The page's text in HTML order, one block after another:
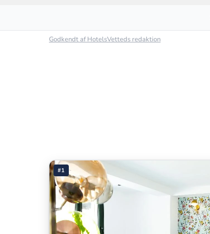
Godkendt af HotelsVetteds redaktion
#1